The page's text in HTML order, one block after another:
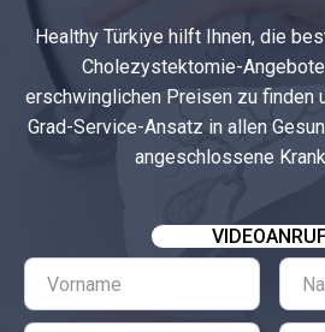
Healthy Türkiye hilft Ihnen, die
Cholezystektomie-
erschwinglichen Preisen zu finden
Grad-Service-Ansatz in allen
angeschlossene